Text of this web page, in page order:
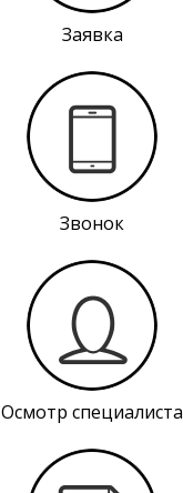
Заявка
Звонок
Осмотр специалиста